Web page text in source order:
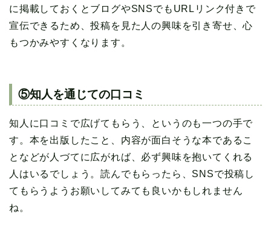
に掲載しておくとブログやSNSでもURLリンク付きで
宣伝できるため、投稿を見た人の興味を引き寄せ、心
もつかみやすくなります。
⑤知人を通じての口コミ
知人に口コミで広げてもらう、というのも一つの手で
す。本を出版したこと、内容が面白そうな本であるこ
となどが人づてに広がれば、必ず興味を抱いてくれる
人はいるでしょう。読んでもらったら、SNSで投稿し
てもらうようお願いしてみても良いかもしれません
ね。